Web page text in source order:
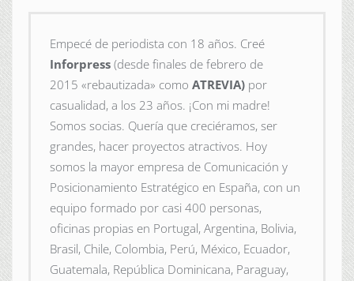
Empecé de periodista con 18 años. Creé
Inforpress (desde finales de febrero de
2015 «rebautizada» como ATREVIA) por
casualidad, a los 23 años. ¡Con mi madre!
Somos socias. Quería que creciéramos, ser
grandes, hacer proyectos atractivos. Hoy
somos la mayor empresa de Comunicación y
Posicionamiento Estratégico en España, con un
equipo formado por casi 400 personas,
oficinas propias en Portugal, Argentina, Bolivia,
Brasil, Chile, Colombia, Perú, México, Ecuador,
Guatemala, República Dominicana, Paraguay,